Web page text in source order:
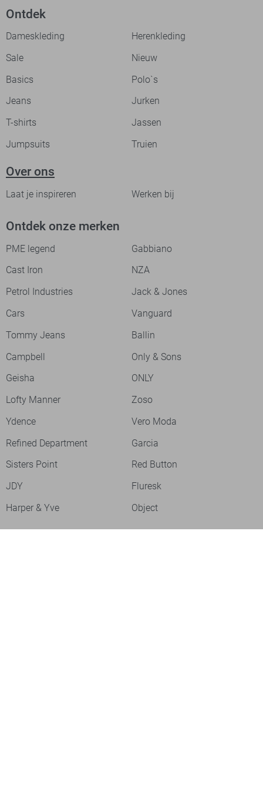
Ontdek
Dameskleding
Herenkleding
Sale
Nieuw
Basics
Polo`s
Jeans
Jurken
T-shirts
Jassen
Jumpsuits
Truien
Over ons
Laat je inspireren Werken bij
Ontdek onze merken
PME legend
Gabbiano
Cast Iron
NZA
Petrol Industries
Jack & Jones
Cars
Vanguard
Tommy Jeans
Ballin
Campbell
Only & Sons
Geisha
ONLY
Lofty Manner
Zoso
Ydence
Vero Moda
Refined Department
Garcia
Sisters Point
Red Button
JDY
Fluresk
Harper & Yve
Object